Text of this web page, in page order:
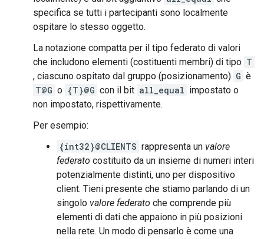
specifica se tutti i partecipanti sono localmente
ospitare lo stesso oggetto.
La notazione compatta per il tipo federato di valori
che includono elementi (costituenti membri) di tipo T
, ciascuno ospitato dal gruppo (posizionamento) G è
T@G o {T}@G con il bit all_equal impostato o
non impostato, rispettivamente.
Per esempio:
{int32}@CLIENTS rappresenta un valore
federato costituito da un insieme di numeri interi
potenzialmente distinti, uno per dispositivo
client. Tieni presente che stiamo parlando di un
singolo valore federato che comprende più
elementi di dati che appaiono in più posizioni
nella rete. Un modo di pensarlo è come una